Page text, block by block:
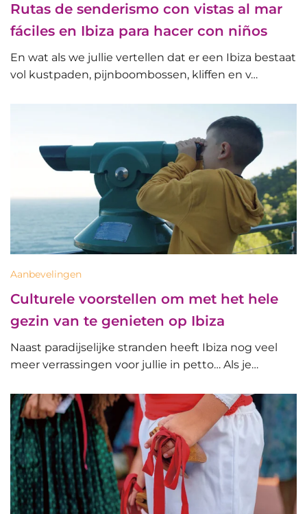
Rutas de senderismo con vistas al mar
fáciles en Ibiza para hacer con niños
En wat als we jullie vertellen dat er een Ibiza bestaat
vol kustpaden, pijnboombossen, kliffen en v…
Aanbevelingen
Culturele voorstellen om met het hele
gezin van te genieten op Ibiza
Naast paradijselijke stranden heeft Ibiza nog veel
meer verrassingen voor jullie in petto… Als je…